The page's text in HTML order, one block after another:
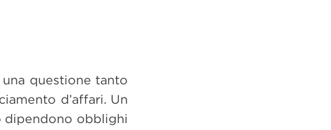
questione tanto
d’affari. Un
dipendono obblighi